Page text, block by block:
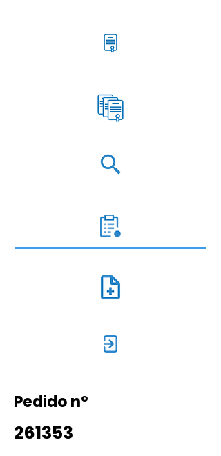
Pedido nº
261353